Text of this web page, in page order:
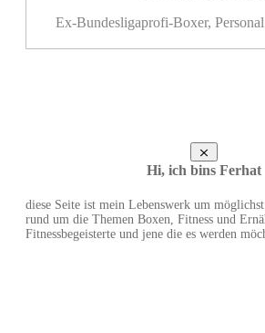
Ex-Bundesligaprofi-Boxer,
Hi, ich bins Ferhat
diese Seite ist mein Lebenswerk um
rund um die Themen Boxen, Fitness und
Fitnessbegeisterte und jene die es werden